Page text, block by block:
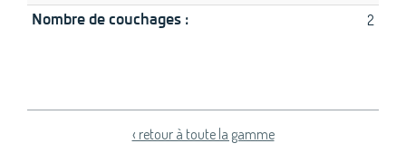
Nombre de couchages : 2
‹ retour à toute la gamme